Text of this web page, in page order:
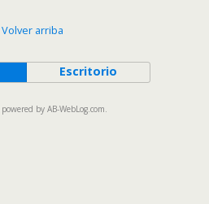
Volver arriba
Escritorio
powered by AB-WebLog.com.